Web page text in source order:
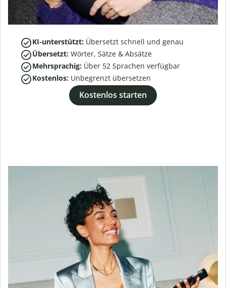
KI-unterstützt: Übersetzt schnell und genau
Übersetzt: Wörter, Sätze & Absätze
Mehrsprachig: Über 52 Sprachen verfügbar
Kostenlos: Unbegrenzt übersetzen
Kostenlos starten